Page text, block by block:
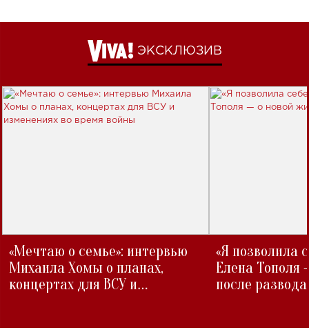
ЭКСКЛЮЗИВ
«Мечтаю о семье»: интервью
Михаила Хомы о планах,
концертах для ВСУ и
«Я позволила
Елена Тополя
после развода